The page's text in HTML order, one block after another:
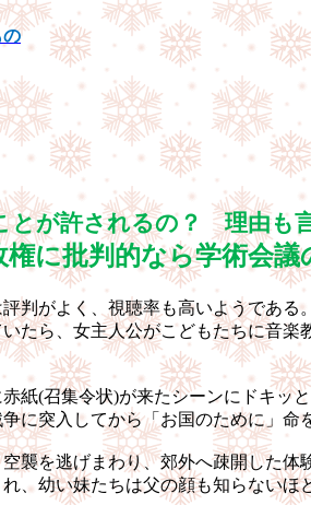
の
とが許されるの？ 理由も
権に批判的なら学術会
判がよく、視聴率も高いようである。
たら、女主人公がこどもたちに音
紙(召集令状)が来たシーンにドキッと
に突入してから「お国のために」
襲を逃げまわり、郊外へ疎開した体
、幼い妹たちは父の顔も知らない